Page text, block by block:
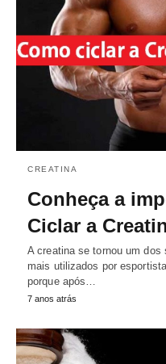
CREATINA
Conheça a
Ciclar a
A creatina se tornou um
mais utilizados por
porque após…
7 anos atrás